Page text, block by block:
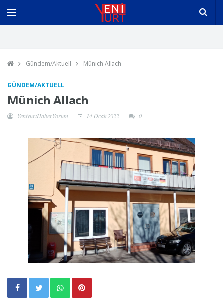
Gündem/Aktuell Münich Allach
GÜNDEM/AKTUELL
Münich Allach
YeniyurtHaberYorum 14 Ocak 2022 0